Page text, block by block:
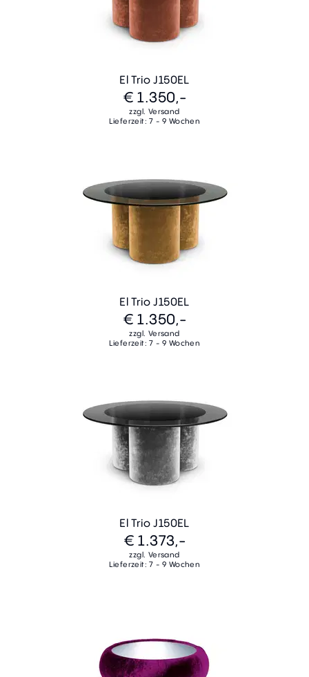
El Trio J150EL
€ 1.350,-
zzgl. Versand
Lieferzeit: 7 - 9 Wochen
El Trio J150EL
€ 1.350,-
zzgl. Versand
Lieferzeit: 7 - 9 Wochen
El Trio J150EL
€ 1.373,-
zzgl. Versand
Lieferzeit: 7 - 9 Wochen